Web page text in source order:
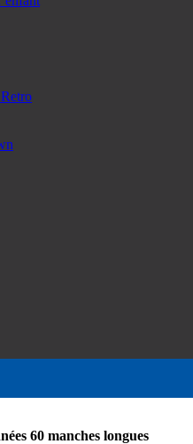
60 manches longues